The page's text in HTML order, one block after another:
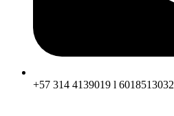
+57 314 4139019 l 6018513032